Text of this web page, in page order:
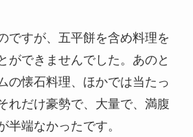
ですが、五平餅を含め料理を
ができませんでした。あのと
の懐石料理、ほかでは当たっ
れだけ豪勢で、大量で、満腹
半端なかったです。